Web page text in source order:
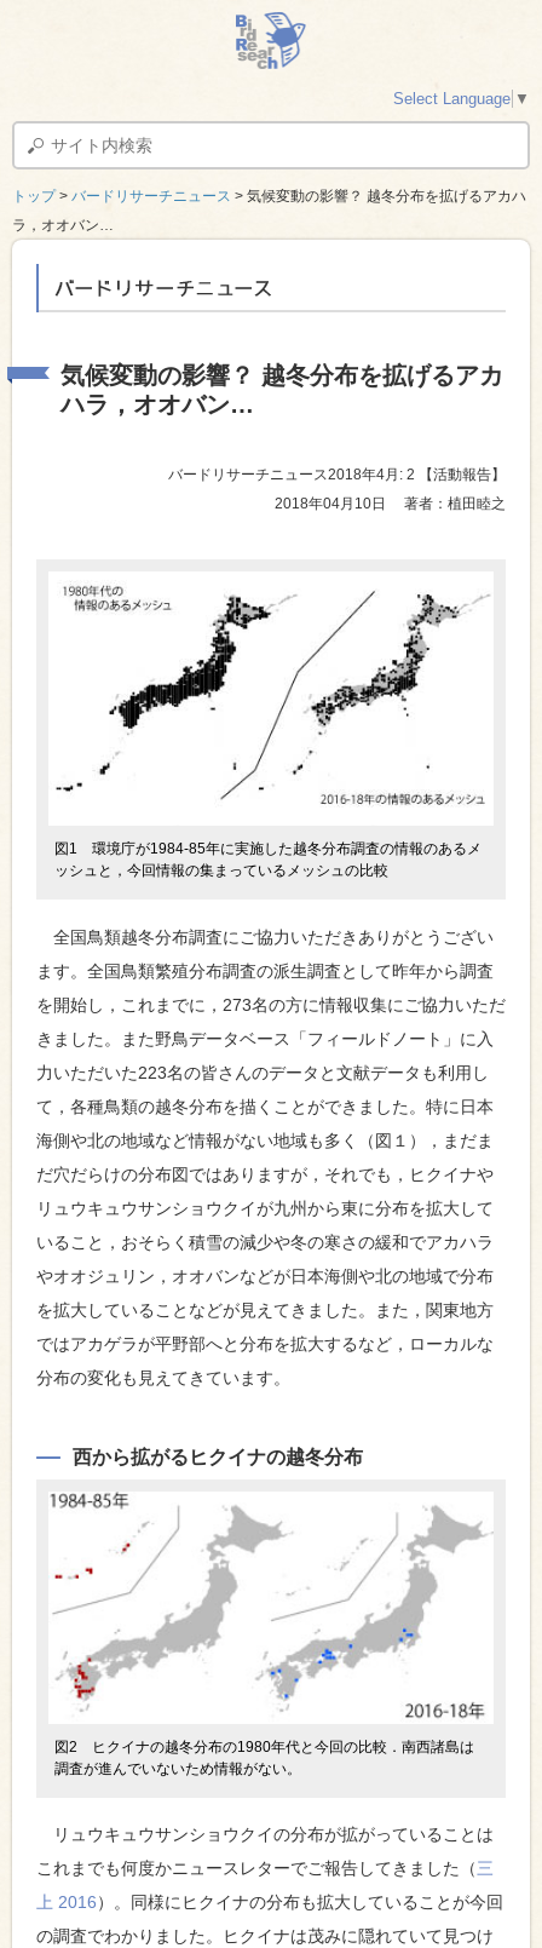
トップ> バードリサーチニュース > 気候変動の影響？ 越冬分布を拡げるアカハ
ラ，オオバン…
気候変動の影響？ 越冬分布を拡げるアカ
ハラ，オオバン…
バードリサーチニュース2018年4月: 2
【活動報告】
2018年04月10日
著者：植田睦之
図1 環境庁が1984-85年に実施した越冬分布調査の情報のあるメ
ッシュと，今回情報の集まっているメッシュの比較
全国鳥類越冬分布調査にご協力いただきありがとうござい
ます。全国鳥類繁殖分布調査の派生調査として昨年から調査
を開始し，これまでに，273名の方に情報収集にご協力いただ
きました。また野鳥データベース「フィールドノート」に入
力いただいた223名の皆さんのデータと文献データも利用し
て，各種鳥類の越冬分布を描くことができました。特に日本
海側や北の地域など情報がない地域も多く（図１），まだま
だ穴だらけの分布図ではありますが，それでも，ヒクイナや
リュウキュウサンショウクイが九州から東に分布を拡大して
いること，おそらく積雪の減少や冬の寒さの緩和でアカハラ
やオオジュリン，オオバンなどが日本海側や北の地域で分布
を拡大していることなどが見えてきました。また，関東地方
ではアカゲラが平野部へと分布を拡大するなど，ローカルな
分布の変化も見えてきています。
西から拡がるヒクイナの越冬分布
図2 ヒクイナの越冬分布の1980年代と今回の比較．南西諸島は
調査が進んでいないため情報がない。
リュウキュウサンショウクイの分布が拡がっていることは
これまでも何度かニュースレターでご報告してきました（三
上 2016）。同様にヒクイナの分布も拡大していることが今回
の調査でわかりました。ヒクイナは茂みに隠れていて見つけ
Select Language ▼